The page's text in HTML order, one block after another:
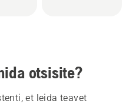
otsisite?
et leida teavet